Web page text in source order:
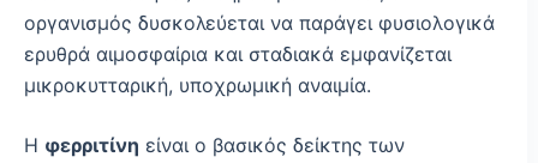
οργανισμός δυσκολεύεται να παράγει φυσιολογικά
ερυθρά αιμοσφαίρια και σταδιακά εμφανίζεται
μικροκυτταρική, υποχρωμική αναιμία.
Η φερριτίνη είναι ο βασικός δείκτης των